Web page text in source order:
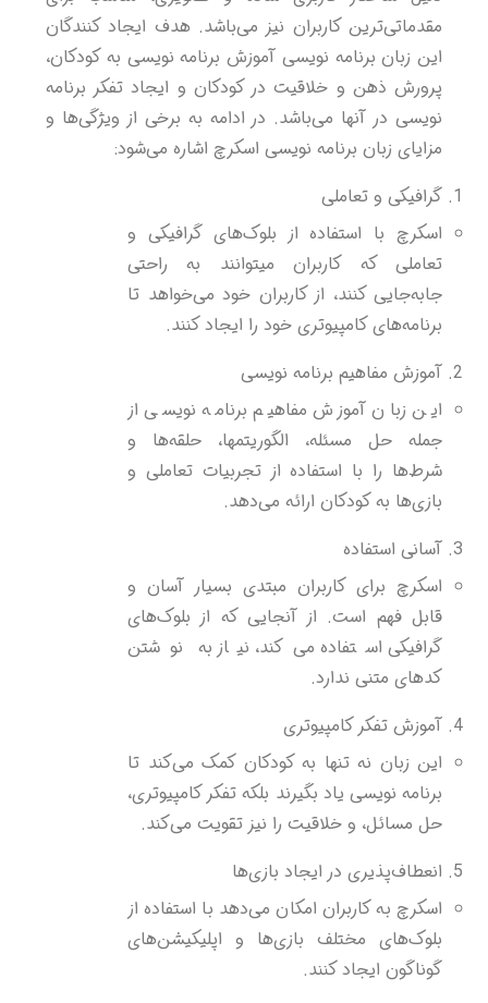
مقدماتی‌ترین کاربران نیز می‌باشد. هدف ایجاد کنندگان
این زبان برنامه نویسی آموزش برنامه نویسی به کودکان،
پرورش ذهن و خلاقیت در کودکان و ایجاد تفکر برنامه
نویسی در آنها می‌باشد. در ادامه به برخی از ویژگی‌ها و
مزایای زبان برنامه نویسی اسکرچ اشاره می‌شود:
گرافیکی و تعاملی
اسکرچ با استفاده از بلوک‌های گرافیکی و
تعاملی که کاربران میتوانند به راحتی
جابه‌جایی کنند، از کاربران خود می‌خواهد تا
برنامه‌های کامپیوتری خود را ایجاد کنند.
آموزش مفاهیم برنامه نویسی
این زبان آموزش مفاهیم برنامه نویسی از
جمله حل مسئله، الگوریتمها، حلقه‌ها و
شرط‌ها را با استفاده از تجربیات تعاملی و
بازی‌ها به کودکان ارائه می‌دهد.
آسانی استفاده
اسکرچ برای کاربران مبتدی بسیار آسان و
قابل فهم است. از آنجایی که از بلوک‌های
گرافیکی استفاده می‌کند، نیاز به نوشتن
کدهای متنی ندارد.
آموزش تفکر کامپیوتری
این زبان نه تنها به کودکان کمک می‌کند تا
برنامه نویسی یاد بگیرند بلکه تفکر کامپیوتری،
حل مسائل، و خلاقیت را نیز تقویت می‌کند.
انعطاف‌پذیری در ایجاد بازی‌ها
اسکرچ به کاربران امکان می‌دهد با استفاده از
بلوک‌های مختلف بازی‌ها و اپلیکیشن‌های
گوناگون ایجاد کنند.